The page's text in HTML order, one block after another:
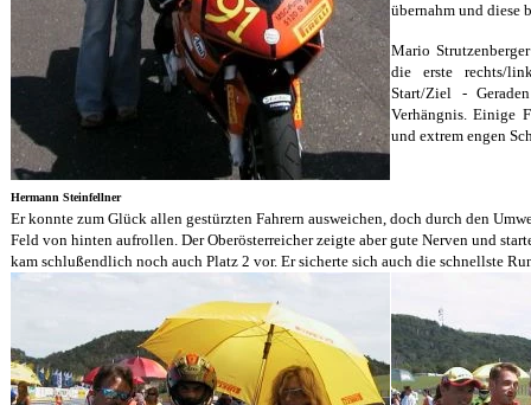
Hermann Steinfellner
übernahm und diese
Mario
die erste rechts/
Start/Ziel -
Verhängnis. Einige
und extrem engen
Er konnte zum Glück allen gestürzten Fahrern ausweichen, doch durch den
Feld von hinten aufrollen. Der Oberösterreicher zeigte aber gute Nerven und
kam schlußendlich noch auch Platz 2 vor. Er sicherte sich auch die schnellste